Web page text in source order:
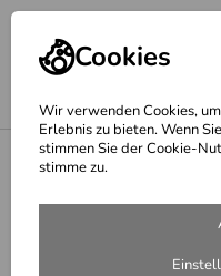
Cookies
Wir verwenden Cookies,
Erlebnis zu bieten. Wenn
stimmen Sie der Cookie-
stimme zu.
Wandgestaltung, Relief,